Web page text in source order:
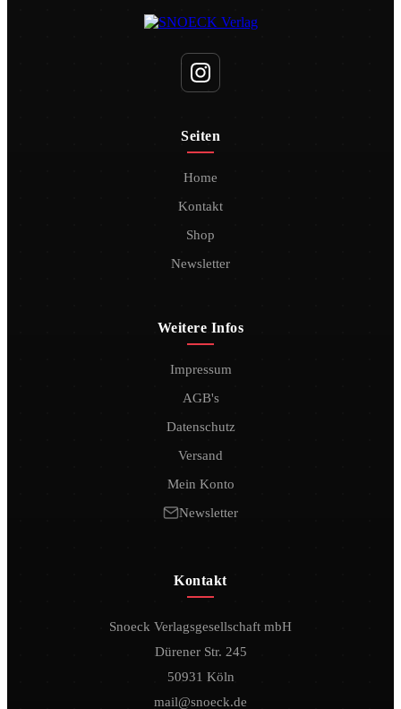
Seiten
Home
Kontakt
Shop
Newsletter
Weitere Infos
Impressum
AGB's
Datenschutz
Versand
Mein Konto
Newsletter
Kontakt
Snoeck Verlagsgesellschaft mbH
Dürener Str. 245
50931 Köln
mail@snoeck.de